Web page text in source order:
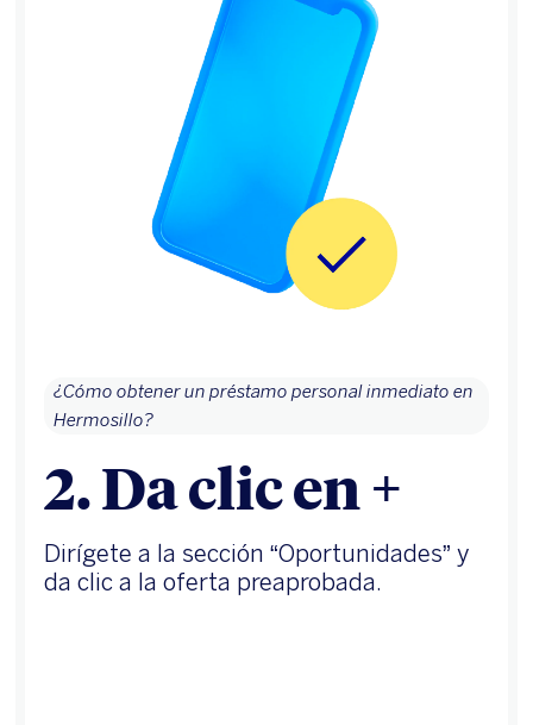
¿Cómo obtener un préstamo personal inmediato en
Hermosillo?
2. Da clic en +
Dirígete a la sección “Oportunidades” y
da clic a la oferta preaprobada.